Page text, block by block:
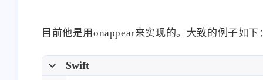
目前他是用onappear来实现的。大致的例子如下
Swift